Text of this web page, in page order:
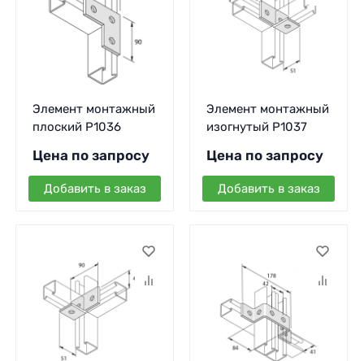
Элемент монтажный
плоский P1036
Цена по запросу
Добавить в заказ
Элемент монтажный
изогнутый P1037
Цена по запросу
Добавить в заказ